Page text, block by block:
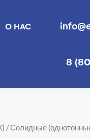
О НАС
8
/Солидные